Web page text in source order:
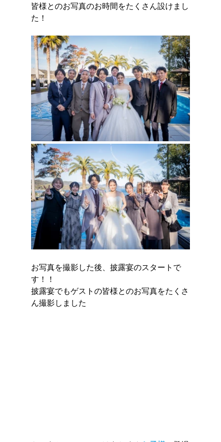
皆様とのお写真のお時間をたくさん設けまし
た！
お写真を撮影した後、披露宴のスタートで
す！！
披露宴でもゲストの皆様とのお写真をたくさ
ん撮影しました